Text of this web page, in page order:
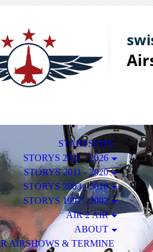
STARTSEITE
STORYS 2021 - 2026
STORYS 2011 - 2020
STORYS 2003 - 2010
STORYS 1997 - 2002
AIR 2 AIR
ABOUT
AIRSHOWS & TERMINE